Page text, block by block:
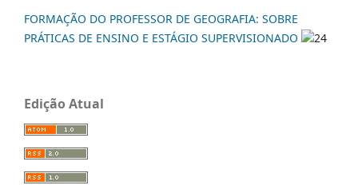
FORMAÇÃO DO PROFESSOR DE GEOGRAFIA: SOBRE
PRÁTICAS DE ENSINO E ESTÁGIO SUPERVISIONADO
24
Edição Atual